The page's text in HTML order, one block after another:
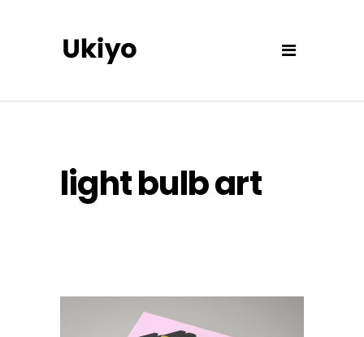
light bulb art